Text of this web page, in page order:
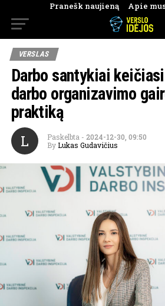
Pranešk naujieną Apie
VERSLAS
Darbo santykiai
darbo organizavimo
praktiką
L Paskelbta - 2024-12-30, 09:50
By Lukas Gudavičius